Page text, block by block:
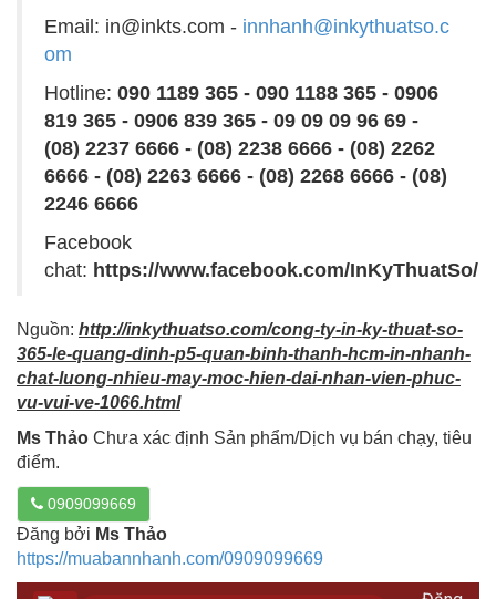
Email: in@inkts.com - innhanh@inkythuatso.c
om
Hotline: 090 1189 365 - 090 1188 365 - 0906
819 365 - 0906 839 365 - 09 09 09 96 69 -
(08) 2237 6666 - (08) 2238 6666 - (08) 2262
6666 - (08) 2263 6666 - (08) 2268 6666 - (08)
2246 6666
Facebook
chat: https://www.facebook.com/InKyThuatSo/
Nguồn: http://inkythuatso.com/cong-ty-in-ky-thuat-so-
365-le-quang-dinh-p5-quan-binh-thanh-hcm-in-nhanh-
chat-luong-nhieu-may-moc-hien-dai-nhan-vien-phuc-
vu-vui-ve-1066.html
Ms Thảo Chưa xác định Sản phẩm/Dịch vụ bán chạy, tiêu
điểm.
0909099669
Đăng bởi Ms Thảo
https://muabannhanh.com/0909099669